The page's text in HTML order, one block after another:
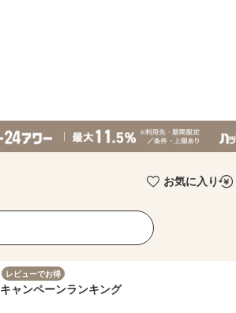
お気に入り
レビューでお得
キャンペーンランキング